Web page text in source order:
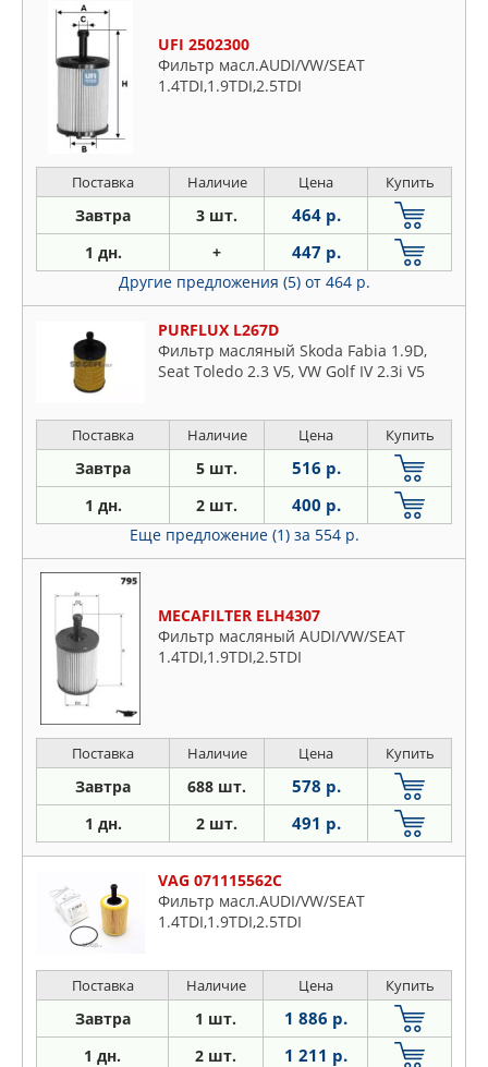
UFI 2502300
Фильтр масл.AUDI/VW/SEAT
1.4TDI,1.9TDI,2.5TDI
Поставка Наличие Цена Купить
Завтра 3 шт. 464 р.
1 дн. + 447 р.
Другие предложения (5) от 464 р.
PURFLUX L267D
Фильтр масляный Skoda Fabia 1.9D,
Seat Toledo 2.3 V5, VW Golf IV 2.3i V5
Поставка Наличие Цена Купить
Завтра 5 шт. 516 р.
1 дн. 2 шт. 400 р.
Еще предложение (1) за 554 р.
MECAFILTER ELH4307
Фильтр масляный AUDI/VW/SEAT
1.4TDI,1.9TDI,2.5TDI
Поставка Наличие Цена Купить
Завтра 688 шт. 578 р.
1 дн. 2 шт. 491 р.
VAG 071115562C
Фильтр масл.AUDI/VW/SEAT
1.4TDI,1.9TDI,2.5TDI
Поставка Наличие Цена Купить
Завтра 1 шт. 1 886 р.
1 дн. 2 шт. 1 211 р.